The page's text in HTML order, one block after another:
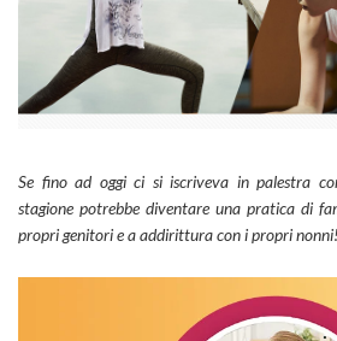
Se fino ad oggi ci si iscriveva in palestra
stagione potrebbe diventare una pratica di
propri genitori e a addirittura con i propri nonni!